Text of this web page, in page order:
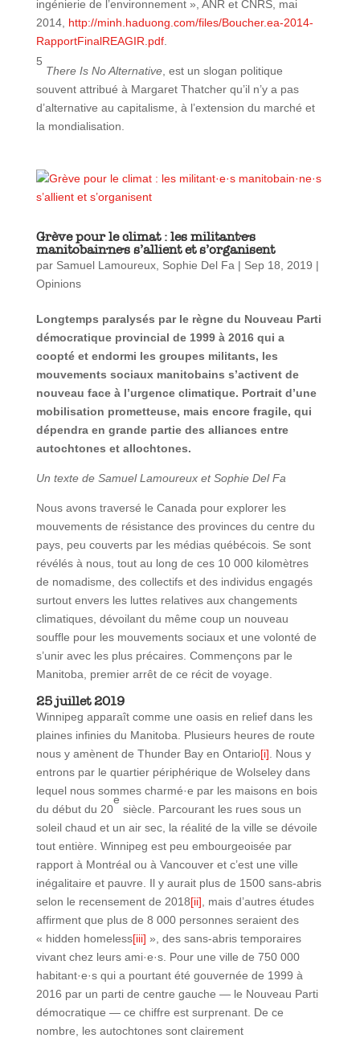
ingénierie de l’environnement », ANR et CNRS, mai
2014, http://minh.haduong.com/files/Boucher.ea-2014-
RapportFinalREAGIR.pdf.
5
There Is No Alternative, est un slogan politique
souvent attribué à Margaret Thatcher qu’il n’y a pas
d’alternative au capitalisme, à l’extension du marché et
la mondialisation.
Grève pour le climat : les militant·e·s
manitobain·ne·s s’allient et s’organisent
par Samuel Lamoureux, Sophie Del Fa | Sep 18, 2019 |
Opinions
Longtemps paralysés par le règne du Nouveau Parti
démocratique provincial de 1999 à 2016 qui a
coopté et endormi les groupes militants, les
mouvements sociaux manitobains s’activent de
nouveau face à l’urgence climatique. Portrait d’une
mobilisation prometteuse, mais encore fragile, qui
dépendra en grande partie des alliances entre
autochtones et allochtones.
Un texte de Samuel Lamoureux et Sophie Del Fa
Nous avons traversé le Canada pour explorer les
mouvements de résistance des provinces du centre du
pays, peu couverts par les médias québécois. Se sont
révélés à nous, tout au long de ces 10 000 kilomètres
de nomadisme, des collectifs et des individus engagés
surtout envers les luttes relatives aux changements
climatiques, dévoilant du même coup un nouveau
souffle pour les mouvements sociaux et une volonté de
s’unir avec les plus précaires. Commençons par le
Manitoba, premier arrêt de ce récit de voyage.
25 juillet 2019
Winnipeg apparaît comme une oasis en relief dans les
plaines infinies du Manitoba. Plusieurs heures de route
nous y amènent de Thunder Bay en Ontario[i] . Nous y
entrons par le quartier périphérique de Wolseley dans
lequel nous sommes charmé·e par les maisons en bois
du début du 20
e
siècle. Parcourant les rues sous un
soleil chaud et un air sec, la réalité de la ville se dévoile
tout entière. Winnipeg est peu embourgeoisée par
rapport à Montréal ou à Vancouver et c’est une ville
inégalitaire et pauvre. Il y aurait plus de 1500 sans-abris
selon le recensement de 2018[ii] , mais d’autres études
affirment que plus de 8 000 personnes seraient des
« hidden homeless[iii] », des sans-abris temporaires
vivant chez leurs ami·e·s. Pour une ville de 750 000
habitant·e·s qui a pourtant été gouvernée de 1999 à
2016 par un parti de centre gauche — le Nouveau Parti
démocratique — ce chiffre est surprenant. De ce
nombre, les autochtones sont clairement